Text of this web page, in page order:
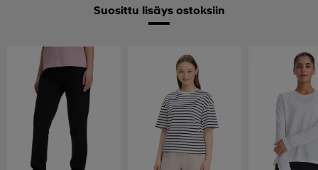
Suosittu lisäys ostoksiin